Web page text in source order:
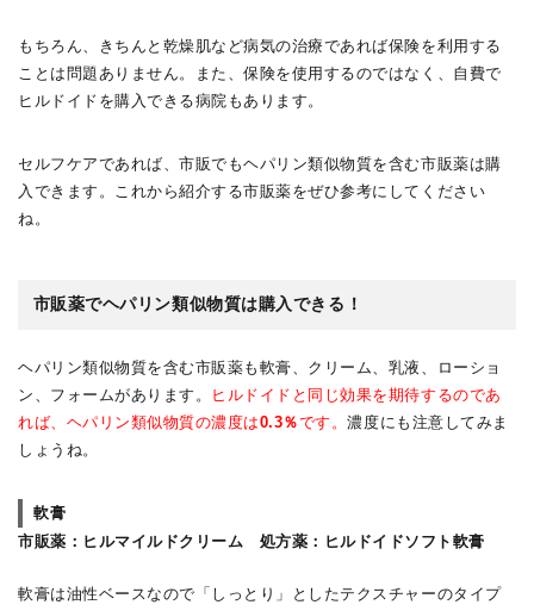
もちろん、きちんと乾燥肌など病気の治療であれば保険を利用する
ことは問題ありません。また、保険を使用するのではなく、自費で
ヒルドイドを購入できる病院もあります。
セルフケアであれば、市販でもヘパリン類似物質を含む市販薬は購
入できます。これから紹介する市販薬をぜひ参考にしてください
ね。
市販薬でヘパリン類似物質は購入できる！
ヘパリン類似物質を含む市販薬も軟膏、クリーム、乳液、ローショ
ン、フォームがあります。
ヒルドイドと同じ効果を期待するのであ
れば、ヘパリン類似物質の濃度は0.3％です。濃度にも注意してみま
しょうね。
軟膏
市販薬 ：ヒルマイルドクリーム 処方薬 ：ヒルドイドソフト軟膏
軟膏は油性ベースなので「しっとり」としたテクスチャーのタイプ